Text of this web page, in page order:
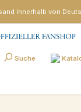
innerhalb von
Suche